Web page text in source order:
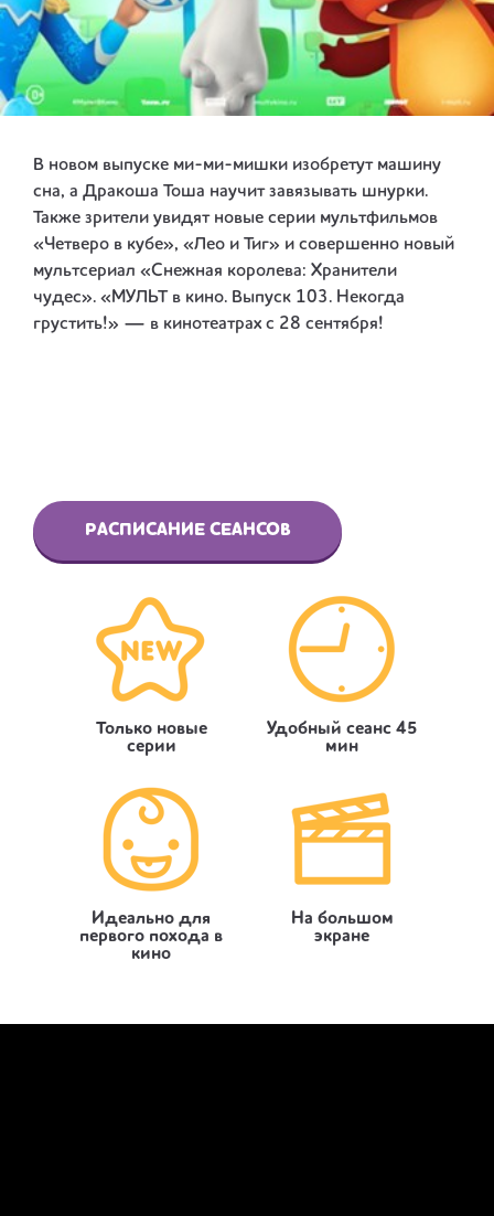
В новом выпуске ми-ми-мишки изобретут машину
сна, а Дракоша Тоша научит завязывать шнурки.
Также зрители увидят новые серии мультфильмов
«Четверо в кубе», «Лео и Тиг» и совершенно новый
мультсериал «Снежная королева: Хранители
чудес». «МУЛЬТ в кино. Выпуск 103. Некогда
грустить!» — в кинотеатрах с 28 сентября!
РАСПИСАНИЕ СЕАНСОВ
Только новые
серии
Удобный сеанс 45
мин
Идеально для
первого похода в
кино
На большом
экране